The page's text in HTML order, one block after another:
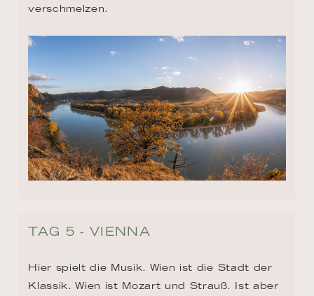
verschmelzen.
TAG 5 - VIENNA
Hier spielt die Musik. Wien ist die Stadt der
Klassik. Wien ist Mozart und Strauß. Ist aber